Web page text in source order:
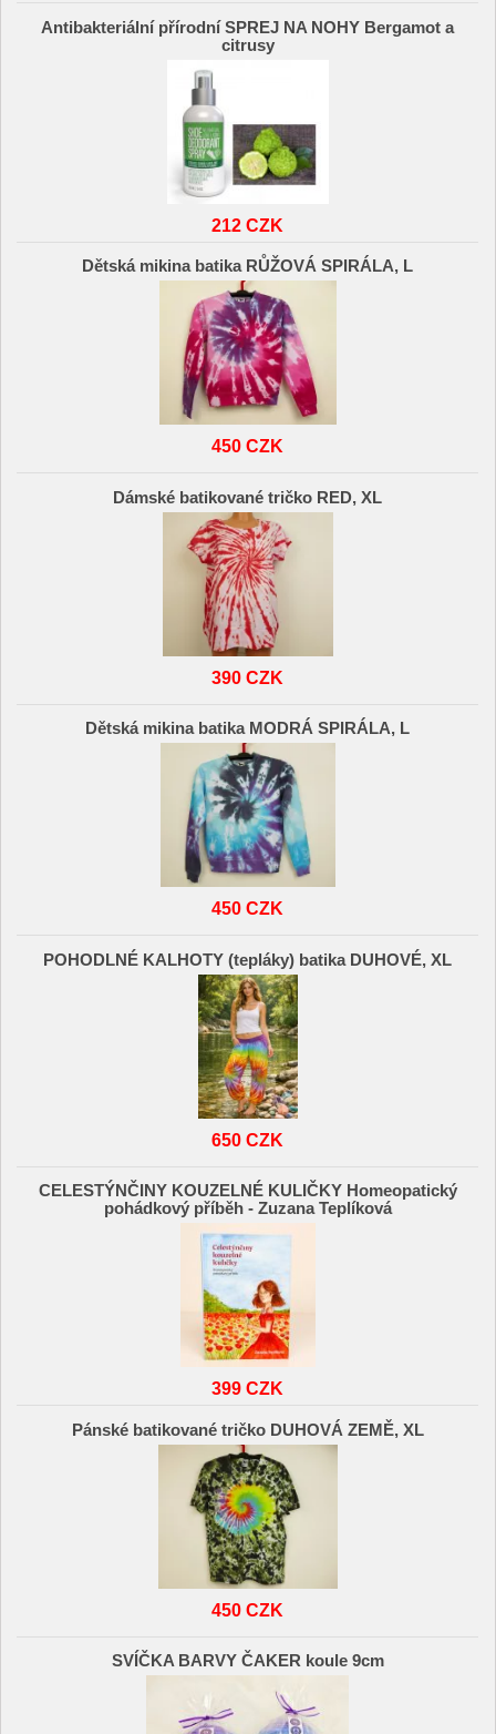
Antibakteriální přírodní SPREJ NA NOHY Bergamot a
citrusy
212 CZK
Dětská mikina batika RŮŽOVÁ SPIRÁLA, L
450 CZK
Dámské batikované tričko RED, XL
390 CZK
Dětská mikina batika MODRÁ SPIRÁLA, L
450 CZK
POHODLNÉ KALHOTY (tepláky) batika DUHOVÉ, XL
650 CZK
CELESTÝNČINY KOUZELNÉ KULIČKY Homeopatický
pohádkový příběh - Zuzana Teplíková
399 CZK
Pánské batikované tričko DUHOVÁ ZEMĚ, XL
450 CZK
SVÍČKA BARVY ČAKER koule 9cm